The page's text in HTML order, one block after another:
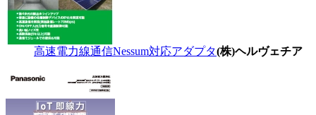
高速電力線通信Nessum対応アダプタ(株)ヘルヴェチア